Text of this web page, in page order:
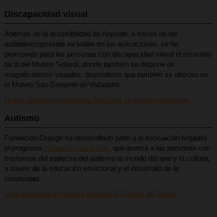
Discapacidad visual
Además de la accesibilidad de Appside, a través de las
audiodescripciones incluidas en las aplicaciones, se ha
promovido para las personas con discapacidad visual el recorrido
táctil del Museo Sefardí, donde también se dispone de
magnificadores visuales, dispositivos que también se ofrecen en
el Museo San Gregorio de Valladolid.
Nuevo Museo Arqueológico Nacional, un museo accesible
Autismo
Fundación Orange ha desarrollado junto a la Asociación Argadini
el programa Hablando con el arte, que acerca a las personas con
trastornos del espectro del autismo al mundo del arte y la cultura,
a través de la educación emocional y el desarrollo de la
creatividad.
Guía accesible en claves visuales El Griego de Toledo